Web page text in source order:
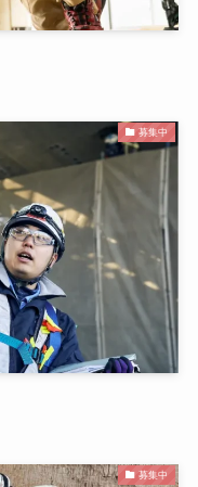
募集中
募集中